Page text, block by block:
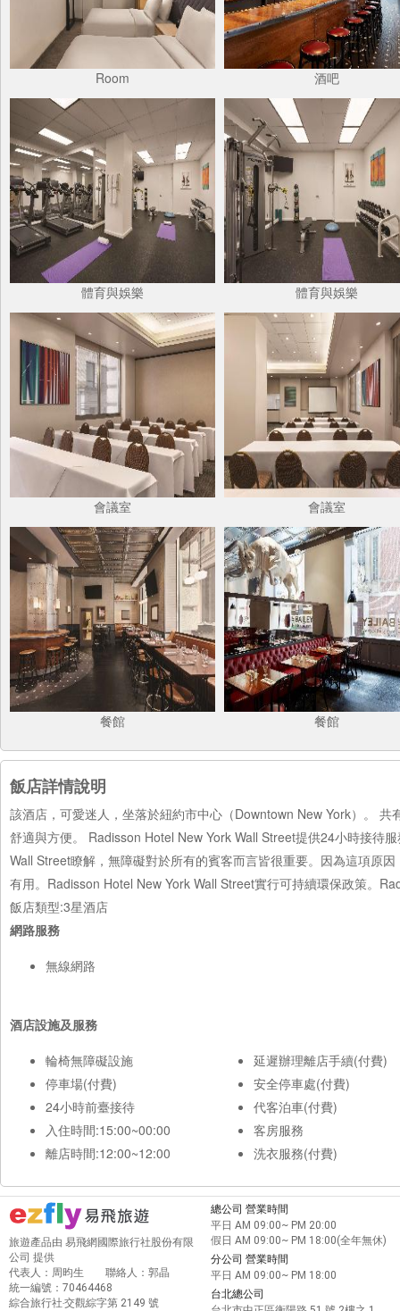
Room 酒吧
體育與娛樂 體育與娛樂
會議室 會議室
餐館 餐館
飯店詳情說明
該酒店，可愛迷人，坐落於紐約市中心（Downtown New York）。
舒適與方便。 Radisson Hotel New York Wall Street提供24小時接待
Wall Street瞭解，無障礙對於所有的賓客而言皆很重要。因為這項原
有用。Radisson Hotel New York Wall Street實行可持續環保政策。
飯店類型:3星酒店
網路服務
無線網路
酒店設施及服務
輪椅無障礙設施
停車場(付費)
24小時前臺接待
入住時間:15:00~00:00
離店時間:12:00~12:00
延遲辦理離店手續(付費)
安全停車處(付費)
代客泊車(付費)
客房服務
洗衣服務(付費)